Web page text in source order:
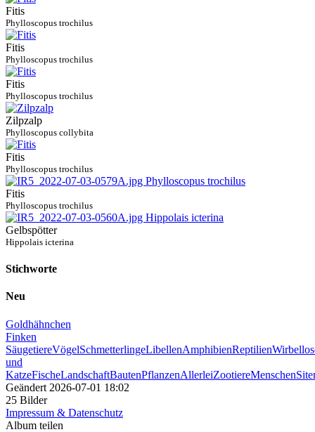
Fitis
Phylloscopus trochilus
Fitis
Phylloscopus trochilus
Fitis
Phylloscopus trochilus
Zilpzalp
Phylloscopus collybita
Fitis
Phylloscopus trochilus
Fitis
Phylloscopus trochilus
Gelbspötter
Hippolais icterina
Stichworte
Neu
Goldhähnchen
Finken
SäugetiereVögelSchmetterlingeLibellenAmphibienReptilien
und
KatzeFischeLandschaftBautenPflanzenAllerleiZootiereMenschen
Geändert 2026-07-01 18:02
25 Bilder
Impressum & Datenschutz
Album teilen